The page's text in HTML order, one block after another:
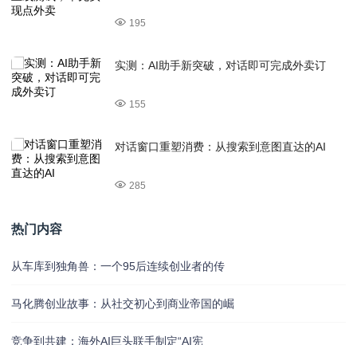
195
实测：AI助手新突破，对话即可完成外卖订
155
对话窗口重塑消费：从搜索到意图直达的AI
285
热门内容
从车库到独角兽：一个95后连续创业者的传
马化腾创业故事：从社交初心到商业帝国的崛
竞争到共建：海外AI巨头联手制定“AI宪